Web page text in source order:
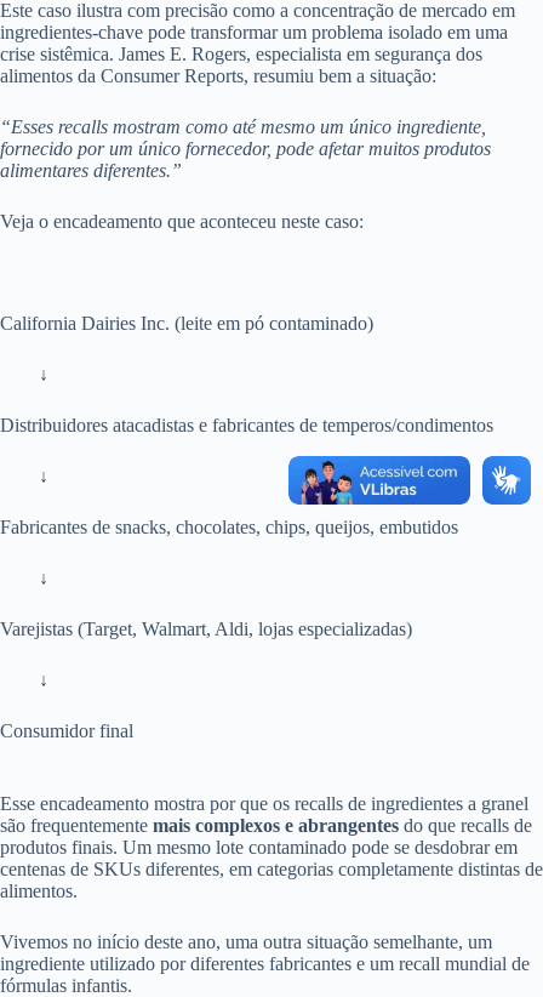
Este caso ilustra com precisão como a concentração de mercado em
ingredientes-chave pode transformar um problema isolado em uma
crise sistêmica. James E. Rogers, especialista em segurança dos
alimentos da Consumer Reports, resumiu bem a situação:
“Esses recalls mostram como até mesmo um único ingrediente,
fornecido por um único fornecedor, pode afetar muitos produtos
alimentares diferentes.”
Veja o encadeamento que aconteceu neste caso:
California Dairies Inc. (leite em pó contaminado)
↓
Distribuidores atacadistas e fabricantes de temperos/condimentos
↓
Fabricantes de snacks, chocolates, chips, queijos, embutidos
↓
Varejistas (Target, Walmart, Aldi, lojas especializadas)
↓
Consumidor final
Esse encadeamento mostra por que os recalls de ingredientes a granel
são frequentemente mais complexos e abrangentes do que recalls de
produtos finais. Um mesmo lote contaminado pode se desdobrar em
centenas de SKUs diferentes, em categorias completamente distintas de
alimentos.
Vivemos no início deste ano, uma outra situação semelhante, um
ingrediente utilizado por diferentes fabricantes e um recall mundial de
fórmulas infantis.